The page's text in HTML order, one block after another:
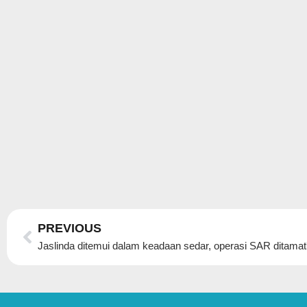
Prev
PREVIOUS
Jaslinda ditemui dalam keadaan sedar, operasi SAR